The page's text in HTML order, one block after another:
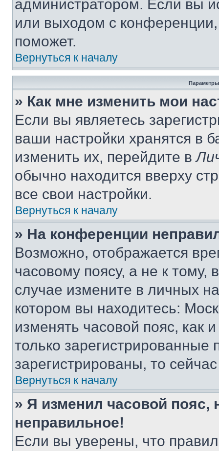
администратором. Если вы
или выходом с
поможет.
Вернуться к началу
Параметры
» Как мне изменить мои
Если вы являетесь
ваши настройки хранятся в
изменить их, перейдите в
обычно находится вверху
все свои настройки.
Вернуться к началу
» На конференции
Возможно, отображается
часовому поясу, а не к тому,
случае измените в личных
котором вы находитесь:
изменять часовой пояс, как
только
зарегистрированы, то
Вернуться к началу
» Я изменил часовой пояс,
неправильное!
Если вы уверены, что